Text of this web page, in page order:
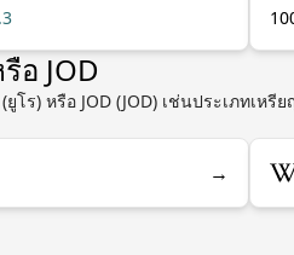
อ JOD
โร) หรือ JOD (JOD) เช่นประเภท
→